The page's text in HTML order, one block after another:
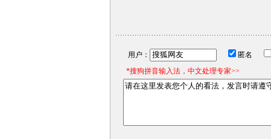
用户： 匿名
*搜狗拼音输入法，中文处理专家>>